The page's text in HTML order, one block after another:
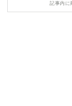
記事内に